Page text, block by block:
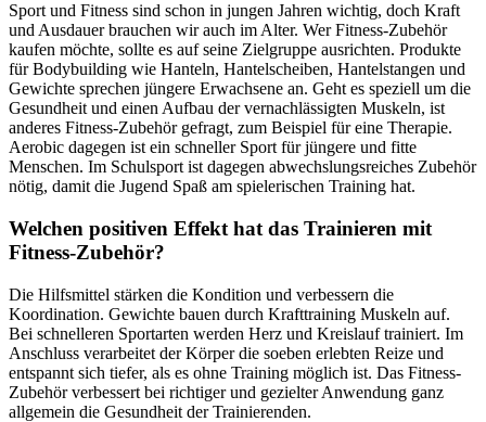
Sport und Fitness sind schon in jungen Jahren wichtig, doch Kraft
und Ausdauer brauchen wir auch im Alter. Wer Fitness-Zubehör
kaufen möchte, sollte es auf seine Zielgruppe ausrichten. Produkte
für Bodybuilding wie Hanteln, Hantelscheiben, Hantelstangen und
Gewichte sprechen jüngere Erwachsene an. Geht es speziell um die
Gesundheit und einen Aufbau der vernachlässigten Muskeln, ist
anderes Fitness-Zubehör gefragt, zum Beispiel für eine Therapie.
Aerobic dagegen ist ein schneller Sport für jüngere und fitte
Menschen. Im Schulsport ist dagegen abwechslungsreiches Zubehör
nötig, damit die Jugend Spaß am spielerischen Training hat.
Welchen positiven Effekt hat das Trainieren mit
Fitness-Zubehör?
Die Hilfsmittel stärken die Kondition und verbessern die
Koordination. Gewichte bauen durch Krafttraining Muskeln auf.
Bei schnelleren Sportarten werden Herz und Kreislauf trainiert. Im
Anschluss verarbeitet der Körper die soeben erlebten Reize und
entspannt sich tiefer, als es ohne Training möglich ist. Das Fitness-
Zubehör verbessert bei richtiger und gezielter Anwendung ganz
allgemein die Gesundheit der Trainierenden.